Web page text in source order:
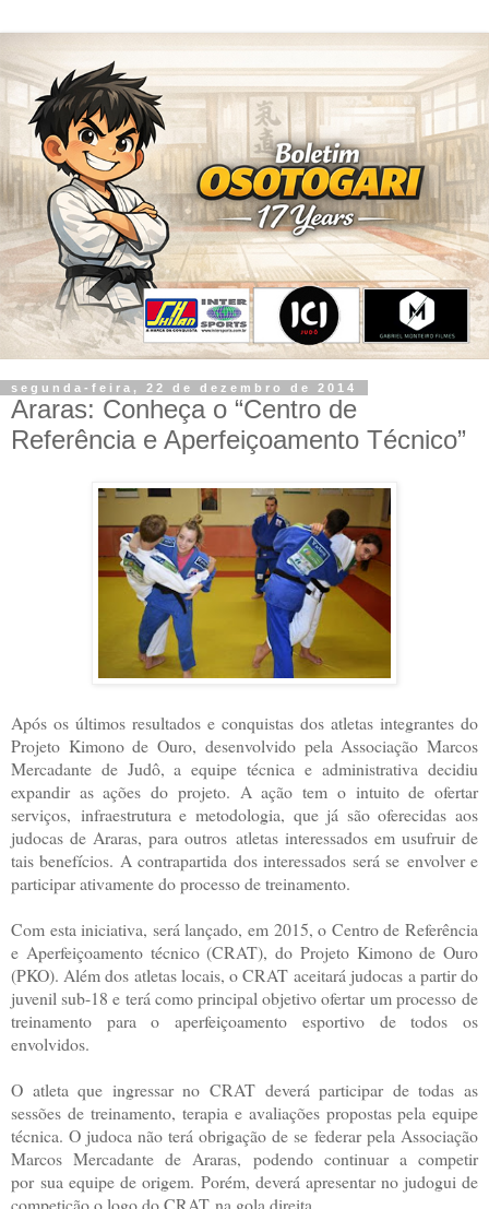
segunda-feira, 22 de dezembro de 2014
Araras: Conheça o “Centro de
Referência e Aperfeiçoamento Técnico”
Após os últimos resultados e conquistas dos atletas integrantes do
Projeto Kimono de Ouro,desenvolvido pela Associação Marcos
Mercadante de Judô, a equipe técnica eadministrativa decidiu
expandir as ações do projeto. A ação tem o intuito de ofertar
serviços, infraestrutura e metodologia, que já são oferecidas aos
judocas de Araras, para outros atletas interessados em usufruir de
tais benefícios. A contrapartida dos interessados será se envolver e
participar ativamente do processo de treinamento.
Com esta iniciativa, será lançado, em 2015, o Centro de Referência
e Aperfeiçoamento técnico (CRAT), do Projeto Kimono de Ouro
(PKO). Além dos atletas locais, o CRATaceitará judocas a partir do
juvenil sub-18 e terá como principal objetivo ofertar um processo de
treinamento para o aperfeiçoamento esportivo de todos os
envolvidos.
O atleta que ingressar no CRAT deverá participar de todas as
sessões de treinamento,terapia e avaliações propostas pela equipe
técnica. O judoca não terá obrigação de se federar pela Associação
Marcos Mercadante de Araras, podendo continuar a competir
porsua equipe de origem. Porém, deverá apresentar no judogui de
competição o logo do CRAT na gola direita.